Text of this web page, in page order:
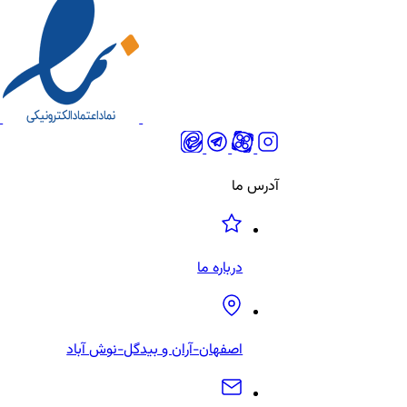
آدرس ما
درباره ما
اصفهان-آران و بیدگل-نوش‌ آباد